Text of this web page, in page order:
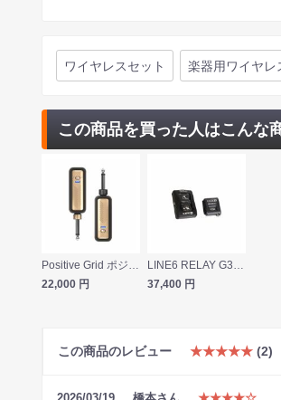
ワイヤレスセット 楽器用ワイヤレ
この商品を買った人はこんな
Positive Grid ポジティブグリッド Spark LINK ギターワイヤレス
22,000 円
LINE6 RELAY G30 ギターワイヤレス
37,400 円
この商品のレビュー ★★★★★ (2)